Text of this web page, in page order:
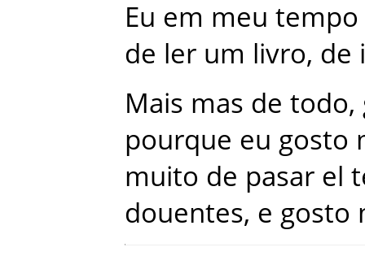
Eu em meu tempo
de ler um livro, de
Mais mas de todo,
pourque eu gosto
muito de pasar el
douentes, e gosto